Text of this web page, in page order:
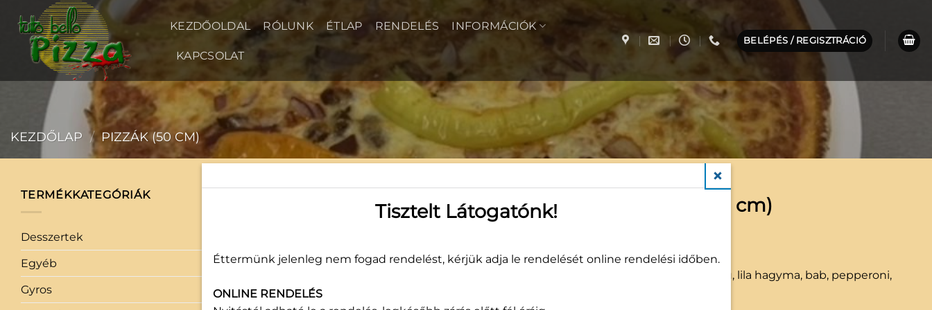
content
KEZDŐOLDAL RÓLUNK ÉTLAP RENDELÉS INFORMÁCIÓK
KAPCSOLAT
BELÉPÉS / REGISZTRÁCIÓ
KEZDŐLAP / PIZZÁK (50 CM)
TERMÉKKATEGÓRIÁK
Desszertek
Egyéb
Gyros
15. Piedone (50 cm)
7 490
bolognese ragu, lila hagyma, bab, pepperoni,
Tisztelt Látogatónk!
Éttermünk jelenleg nem fogad rendelést, kérjük adja le rendelését online rendelési időben.
ONLINE RENDELÉS